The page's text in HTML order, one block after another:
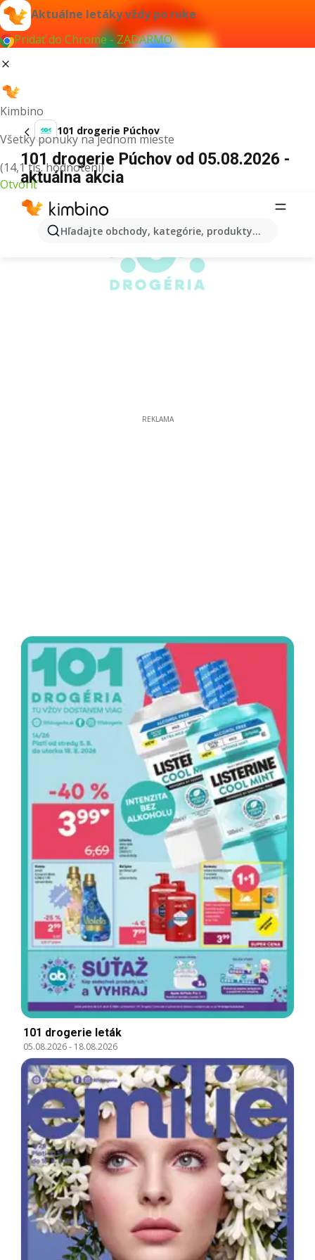
Aktuálne letáky vždy po ruke
Pridať do Chrome - ZADARMO
Kimbino
Všetky ponuky na jednom mieste
(14,1 tis. hodnotení)
Otvoriť
Hľadajte obchody, kategórie, produkty...
101 drogerie Púchov
101 drogerie Púchov od 05.08.2026 -
aktuálna akcia
REKLAMA
101 drogerie leták
05.08.2026- 18.08.2026